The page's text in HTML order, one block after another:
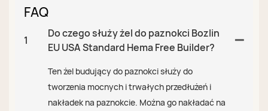
FAQ
1
Do czego służy żel do paznokci Bozlin
EU USA Standard Hema Free Builder?
Ten żel budujący do paznokci służy do
tworzenia mocnych i trwałych przedłużeń i
nakładek na paznokcie. Można go nakładać na